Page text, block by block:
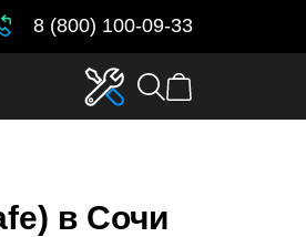
8 (800) 100-09-33
в Сочи